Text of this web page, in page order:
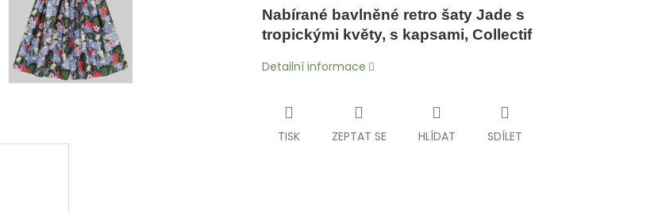
Nabírané bavlněné retro šaty Jade s
tropickými květy, s kapsami, Collectif
Detailní informace
TISK ZEPTAT SE HLÍDAT SDÍLET